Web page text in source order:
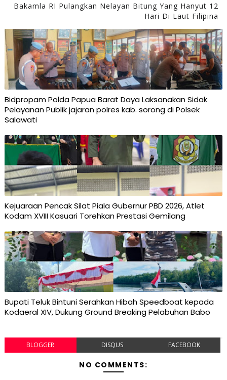
Bakamla RI Pulangkan Nelayan Bitung Yang Hanyut 12
Hari Di Laut Filipina
Bidpropam Polda Papua Barat Daya Laksanakan Sidak
Pelayanan Publik jajaran polres kab. sorong di Polsek
Salawati
Kejuaraan Pencak Silat Piala Gubernur PBD 2026, Atlet
Kodam XVIII Kasuari Torehkan Prestasi Gemilang
Bupati Teluk Bintuni Serahkan Hibah Speedboat kepada
Kodaeral XIV, Dukung Ground Breaking Pelabuhan Babo
BLOGGER DISQUS FACEBOOK
NO COMMENTS: